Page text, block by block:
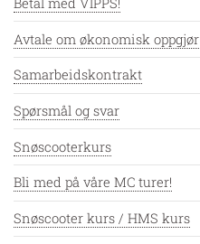
Avtale om økonomisk oppgjør
Samarbeidskontrakt
Spørsmål og svar
Snøscooterkurs
Bli med på våre MC turer!
Snøscooter kurs / HMS kurs